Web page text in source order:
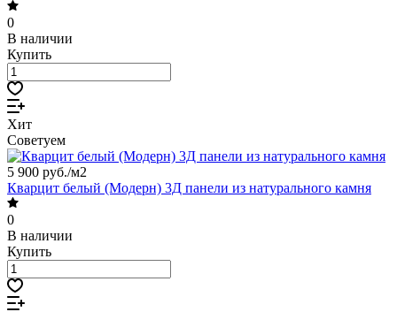
0
В наличии
Купить
Хит
Советуем
5 900 руб./м2
Кварцит белый (Модерн) 3Д панели из натурального камня
0
В наличии
Купить